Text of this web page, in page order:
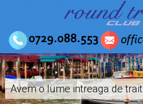
Avem o lume intreaga de trait